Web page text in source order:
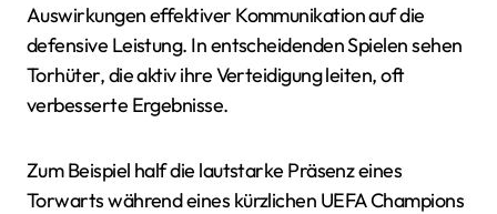
Auswirkungen effektiver Kommunikation auf die
defensive Leistung. In entscheidenden Spielen sehen
Torhüter, die aktiv ihre Verteidigung leiten, oft
verbesserte Ergebnisse.
Zum Beispiel half die lautstarke Präsenz eines
Torwarts während eines kürzlichen UEFA Champions